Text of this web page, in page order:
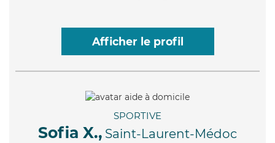
Afficher le profil
SPORTIVE
Sofia X., Saint-Laurent-Médoc